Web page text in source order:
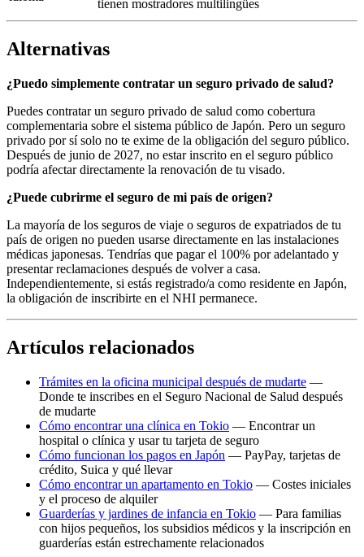
tienen mostradores multilingües
Alternativas
¿Puedo simplemente contratar un seguro privado de salud?
Puedes contratar un seguro privado de salud como cobertura
complementaria sobre el sistema público de Japón. Pero un seguro
privado por sí solo no te exime de la obligación del seguro público.
Después de junio de 2027, no estar inscrito en el seguro público
podría afectar directamente la renovación de tu visado.
¿Puede cubrirme el seguro de mi país de origen?
La mayoría de los seguros de viaje o seguros de expatriados de tu
país de origen no pueden usarse directamente en las instalaciones
médicas japonesas. Tendrías que pagar el 100% por adelantado y
presentar reclamaciones después de volver a casa.
Independientemente, si estás registrado/a como residente en Japón,
la obligación de inscribirte en el NHI permanece.
Artículos relacionados
Trámites en la oficina municipal después de mudarte —
Donde te inscribes en el Seguro Nacional de Salud después
de mudarte
Cómo encontrar una clínica en Tokio — Encontrar un
hospital o clínica y usar tu tarjeta de seguro
Cómo funcionan los pagos en Japón — PayPay, tarjetas de
crédito, Suica y qué llevar
Cómo encontrar un apartamento en Tokio — Costes iniciales
y el proceso de alquiler
Guarderías y jardines de infancia en Tokio — Para familias
con hijos pequeños, los subsidios médicos y la inscripción en
guarderías están estrechamente relacionados